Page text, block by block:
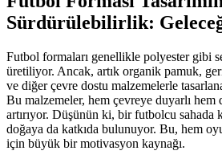
Sürdürülebilirlik:
Futbol formaları genellikle polyester gibi
üretiliyor. Ancak, artık organik pamuk,
ve diğer çevre dostu malzemelerle
Bu malzemeler, hem çevreye duyarlı hem
artırıyor. Düşünün ki, bir futbolcu sahada
doğaya da katkıda bulunuyor. Bu, hem
için büyük bir motivasyon kaynağı.